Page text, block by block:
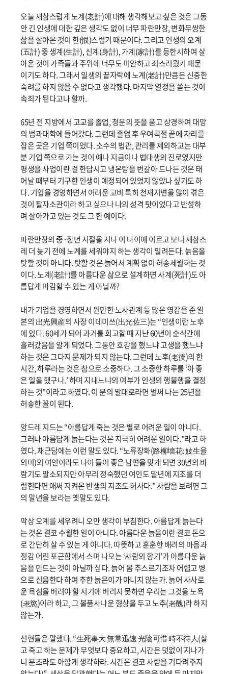
오늘 새삼스럽게 노계(老計)에 대해 생각해보고 싶은 것은 그동
안 긴 인생에 대한 깊은 생각도 없이 너무 파란만장, 변화무쌍한
삶을 살아온 것이 한(恨)스럽기 때문이다. 그리고 인생의 오계
(五計) 중 생계(生計), 신계(身計), 가계(家計)를 등한시하여 살
아온 것이 가족들과 주위에 너무도 미안하고 죄스러웠기 때문
이기도 하다. 그래서 일생의 끝자락에 노계(老計)만큼은 신중한
숙려를 하지 않을 수 없다고 생각했다. 마지막 열정을 쏟는 것이
속죄가 된다고나 할까.
65년 전 지방에서 고교를 졸업, 청운의 뜻을 품고 상경하여 대망
의 법과대학에 들어갔다. 그런데 졸업 후 우여곡절 끝에 자리를
잡은 곳은 기업 쪽이었다. 소수의 법관, 관리를 제외하고는 대부
분 기업 쪽으로 가는 것이 예나 지금이나 법대생의 진로였지만
평생을 사업이란 걸 한답시고 냉온탕을 번갈아 드나든 것은 태
어날 때부터 기구한 인생이 예정되어 있었지 않았나 싶기도 하
다. 기업을 경영하면서 어려운 고비 특히 천재지변을 많이 겪은
것이 팔자소관이라 하고 싶으나 나의 성격 탓이었다고 반성하
며 살아가고 있는 것도 그 한 예이다.
파란만장의 중·장년 시절을 지나 이 나이에 이르고 보니 새삼스
레 더 늦기 전에 노계를 세워야지 하는 생각이 밀려든다. 늙음을
탓할 것이 아니다. 탓할 것은 늙어서 계획 없이 허송세월하는 것
이다. 노계(老計)를 아름다운 삶으로 설계하면 사계(死計)도 아
름답게 마감할 수 있는 게 아닐까?
내가 기업을 경영하면서 원만한 노사관계 등 많은 영감을 준 일
본의 出光興産의 사장 이데미쓰(出光佐三)는 “인생이란 노후
에 있다. 60세가 되어 과거를 회고할 때 지난 60년이 순식간에
흘러갔음을 알게 되었다. 그동안 호강을 했느냐 고생을 했느냐
하는 것은 그다지 문제가 되지 않는다. 그런데 노후(老後)의 한
시간, 하루라는 것은 참으로 소중하다. 그 소중한 하루를 ‘아 좋
은 일을 했구나.’ 하며 지내느냐의 여부가 인생의 행불행을 결정
하는 것”이라고 하였다. 이 분의 말대로라면 벌써 나는 25년을
허송한 꼴이 된다.
앙드레 지드는 “아름답게 죽는 것은 별로 어려운 일이 아니다.
그러나 아름답게 늙는다는 것은 지극히 어려운 일이다.”라고 하
였다. 채근담에는 이런 말도 있다. “노류장화(路柳墻花: 妓生을
의미)의 여인이라도 나이 들어 좋은 남편을 맞게 되면 30년의 바
람기도 말소되지만 아무리 정숙했던 여인도 말년에 지조를 더
럽힌다면 애써 지켜온 반생의 지조도 허사다.” 사람을 보려면 그
의 말년을 보라는 옛말도 있다.
막상 오계를 세우려니 오만 생각이 부침한다. 아름답게 늙는다
는 것은 결코 수월한 일이 아니다. 아름다운 늙음이란 결코 돈으
로 간단히 살 수 있는 게 아니다. 따뜻하고 훈훈한 배려의 마음과
정감 어린 포근함에서 스며 나오는 ‘사람의 향기’가 아름다운 늙
음을 만드는 것이 아닐까 싶다. 늙어 몸 추스르기조차 어렵고 병
으로 신음한다 하여 추한 늙은이가 아니지 않는가. 늙어 사사로
운 욕심을 버려야 할 시기에 버리지 못하면 우리는 그것을 노욕
(老慾)이라 하고, 그 볼품사나운 형상을 두고 노추(老醜)라 하지
않는가.
선현들은 말했다. “生死事大 無常迅速 光陰可惜 時不待人(살
고 죽고 하는 문제가 무엇보다 중요하고, 시간은 덧없이 지나가
니 분초라도 아깝게 생각하라. 시간은 결코 사람을 기다려주지